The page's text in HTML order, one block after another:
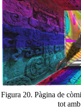
Figura 20. Pàgina de
tot